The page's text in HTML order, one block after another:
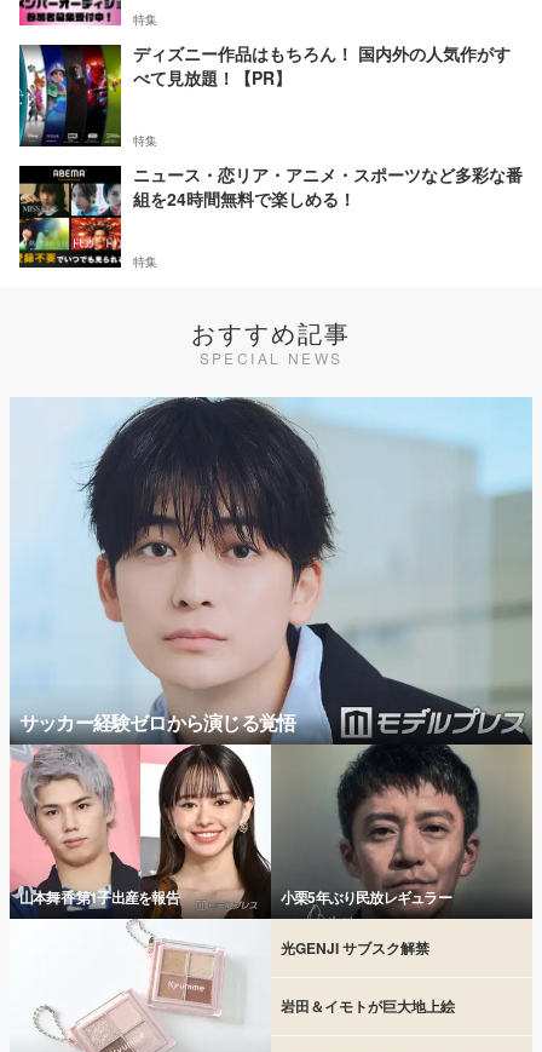
特集
ディズニー作品はもちろん！ 国内外の人気作がす
べて見放題！【PR】
特集
ニュース・恋リア・アニメ・スポーツなど多彩な番
組を24時間無料で楽しめる！
特集
おすすめ記事
SPECIAL NEWS
サッカー経験ゼロから演じる覚悟
山本舞香 第1子出産を報告 小栗5年ぶり民放レギュラー
光GENJI サブスク解禁
岩田＆イモトが巨大地上絵